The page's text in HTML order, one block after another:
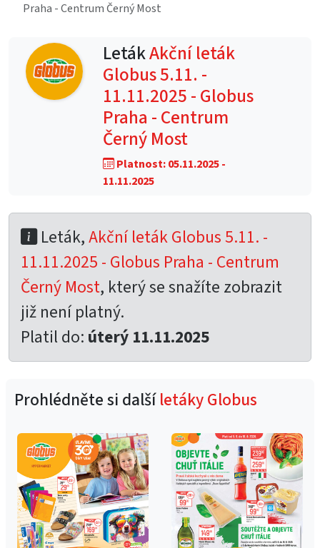
Praha - Centrum Černý Most
LetákAkční leták
Globus 5.11. -
11.11.2025 - Globus
Praha - Centrum
Černý Most
Platnost: 05.11.2025 -
11.11.2025
Leták,Akční leták Globus 5.11. -
11.11.2025 - Globus Praha - Centrum
Černý Most, který se snažíte zobrazit
již není platný.
Platil do: úterý 11.11.2025
Prohlédněte si dalšíletáky Globus